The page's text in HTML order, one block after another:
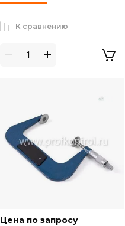
К сравнению
Цена по запросу